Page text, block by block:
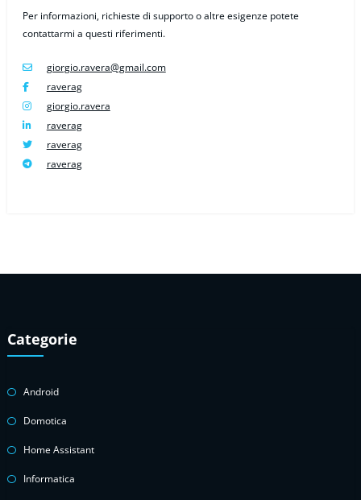
Per informazioni, richieste di supporto o altre esigenze potete
contattarmi a questi riferimenti.
giorgio.ravera@gmail.com
raverag
giorgio.ravera
raverag
raverag
raverag
Categorie
Android
Domotica
Home Assistant
Informatica